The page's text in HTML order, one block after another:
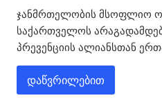
ჯანმრთელობის მსოფლიო
საქართველოს
პრევენციის ალიანსთან
დაწვრილებით